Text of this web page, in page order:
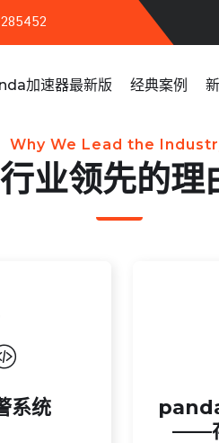
加速器最新版 经典案例
Why We Lead the
行业领先的理
系统
测与智能分
率与资源配
成本。
——
——
控，确
流程，